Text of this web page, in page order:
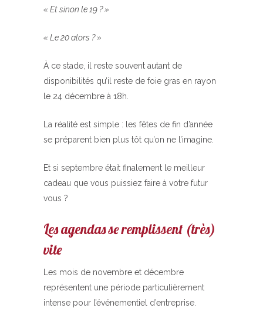
« Et sinon le 19 ? »
« Le 20 alors ? »
À ce stade, il reste souvent autant de
disponibilités qu’il reste de foie gras en rayon
le 24 décembre à 18h.
La réalité est simple : les fêtes de fin d’année
se préparent bien plus tôt qu’on ne l’imagine.
Et si septembre était finalement le meilleur
cadeau que vous puissiez faire à votre futur
vous ?
Les agendas se remplissent (très)
vite
Les mois de novembre et décembre
représentent une période particulièrement
intense pour l’événementiel d’entreprise.